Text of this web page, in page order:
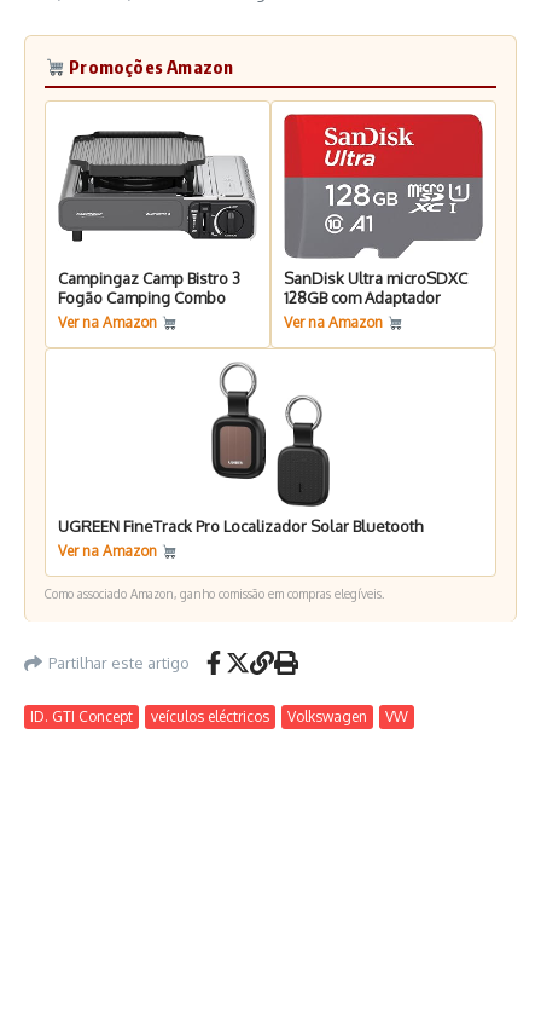
Promoções Amazon
Campingaz Camp Bistro 3
Fogão Camping Combo
Ver na Amazon
SanDisk Ultra microSDXC
128GB com Adaptador
Ver na Amazon
UGREEN FineTrack Pro Localizador Solar Bluetooth
Ver na Amazon
Como associado Amazon, ganho comissão em compras elegíveis.
Partilhar este artigo
ID. GTI Concept veículos eléctricos Volkswagen VW